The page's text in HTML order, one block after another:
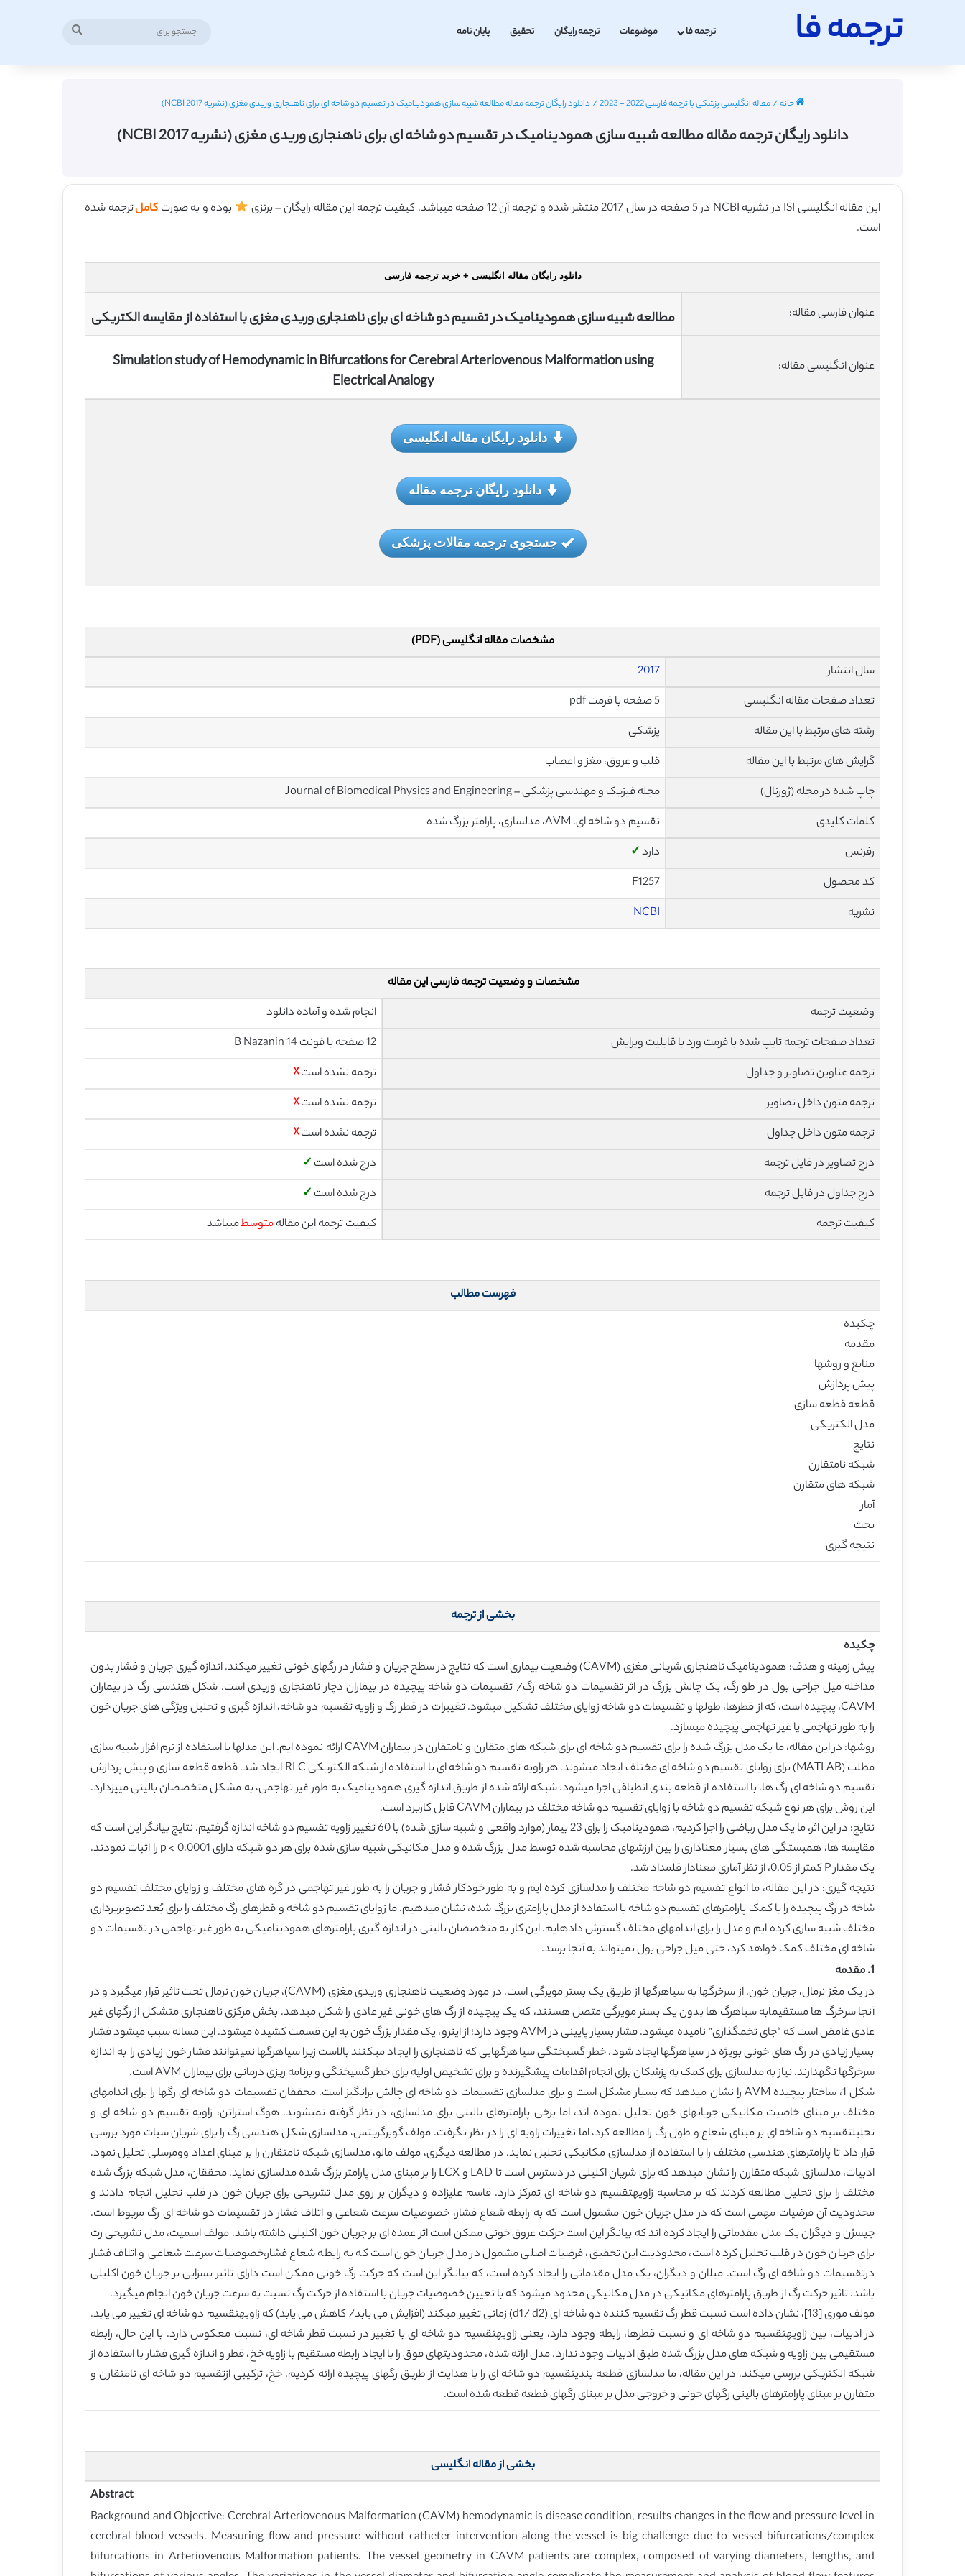
ترجمه فا ترجمه فا موضوعات ترجمه رایگان تحقیق پایان نامه
خانه/مقاله انگلیسی پزشکی با ترجمه فارسی 2022 - 2023 / دانلود رایگان ترجمه مقاله مطالعه شبیه سازی همودینامیک در تقسیم دو شاخه ای برای ناهنجاری وریدی مغزی (نشریه NCBI 2017)
دانلود رایگان ترجمه مقاله مطالعه شبیه سازی همودینامیک در تقسیم دو شاخه ای برای ناهنجاری وریدی مغزی (نشریه NCBI 2017)
این مقاله انگلیسی ISI در نشریه NCBI در 5 صفحه در سال 2017 منتشر شده و ترجمه آن 12 صفحه میباشد. کیفیت ترجمه این مقاله رایگان – برنزی بوده و به صورت کاملترجمه شده
است.
دانلود رایگان مقاله انگلیسی + خرید ترجمه فارسی
عنوان فارسی مقاله: مطالعه شبیه سازی همودینامیک در تقسیم دو شاخه ای برای ناهنجاری وریدی مغزی با استفاده از مقایسه الکتریکی
عنوان انگلیسی مقاله:
Simulation study of Hemodynamic in Bifurcations for Cerebral Arteriovenous Malformation using
Electrical Analogy
دانلود رایگان مقاله انگلیسی
دانلود رایگان ترجمه مقاله
جستجوی ترجمه مقالات پزشکی
مشخصات مقاله انگلیسی (PDF)
سال انتشار
2017
تعداد صفحات مقاله انگلیسی
5 صفحه با فرمت pdf
رشته های مرتبط با این مقاله
پزشکی
گرایش های مرتبط با این مقاله
قلب و عروق، مغز و اعصاب
چاپ شده در مجله (ژورنال)
مجله فیزیک و مهندسی پزشکی – Journal of Biomedical Physics and Engineering
کلمات کلیدی
تقسیم دو شاخه ای، AVM، مدلسازی، پارامتر بزرگ شده
رفرنس
دارد✓
کد محصول
F1257
نشریه
NCBI
مشخصات و وضعیت ترجمه فارسی این مقاله
وضعیت ترجمه
انجام شده و آماده دانلود
تعداد صفحات ترجمه تایپ شده با فرمت ورد با قابلیت ویرایش
12 صفحه با فونت 14 B Nazanin
ترجمه عناوین تصاویر و جداول
ترجمه نشده است☓
ترجمه متون داخل تصاویر
ترجمه نشده است☓
ترجمه متون داخل جداول
ترجمه نشده است☓
درج تصاویر در فایل ترجمه
درج شده است ✓
درج جداول در فایل ترجمه
درج شده است ✓
کیفیت ترجمه
کیفیت ترجمه این مقالهمتوسطمیباشد
فهرست مطالب
چکیده
مقدمه
منابع و روشها
پیش پردازش
قطعه قطعه سازی
مدل الکتریکی
نتایج
شبکه نامتقارن
شبکه های متقارن
آمار
بحث
نتیجه گیری
بخشی از ترجمه
چکیده
پیش زمینه و هدف: همودینامیک ناهنجاری شریانی مغزی (CAVM) وضعیت بیماری است که نتایج در سطح جریان و فشار در رگهای خونی تغییر میکند. اندازه گیری جریان و فشار بدون
مداخله میل جراحی بول در طو رگ، یک چالش بزرگ در اثر تقسیمات دو شاخه رگ/ تقسیمات دو شاخه پیچیده در بیماران دچار ناهنجاری وریدی است. شکل هندسی رگ در بیماران
CAVM، پیچیده است، که از قطرها، طولها و تقسیمات دو شاخه زوایای مختلف تشکیل میشود. تغییرات در قطر رگ و زاویه تقسیم دو شاخه، اندازه گیری و تحلیل ویژگی های جریان خون
را به طور تهاجمی یا غیر تهاجمی پیچیده میسازد.
روشها: در این مقاله، ما یک مدل بزرگ شده را برای تقسیم دو شاخه ای برای شبکه های متقارن و نامتقارن در بیماران CAVM ارائه نموده ایم. این مدلها با استفاده از نرم افزار شبیه سازی
مطلب (MATLAB) برای زوایای تقسیم دو شاخه ای مختلف ایجاد میشوند. هر زاویه تقسیم دو شاخه ای با استفاده از شبکه الکتریکی RLC ایجاد شد. قطعه قطعه سازی و پیش پردازش
تقسیم دو شاخه ای رگ ها، با استفاده از قطعه بندی انطباقی اجرا میشود. شبکه ارائه شده از طریق اندازه گیری همودینامیک به طور غیر تهاجمی، به مشکل متخصصان بالینی میپزدارد.
این روش برای هر نوع شبکه تقسیم دو شاخه با زوایای تقسیم دو شاخه مختلف در بیماران CAVM قابل کاربرد است.
نتایج: در این اثر، ما یک مدل ریاضی را اجرا کردیم، همودینامیک را برای 23 بیمار (موارد واقعی و شبیه سازی شده) با 60 تغییر زاویه تقسیم دو شاخه اندازه گرفتیم. نتایج بیانگر این است که
مقایسه ها، همبستگی های بسیار معناداری را بین ارزشهای محاسبه شده توسط مدل بزرگ شده و مدل مکانیکی شبیه سازی شده برای هر دو شبکه دارای p < 0.0001 را اثبات نمودند.
یک مقدار P کمتر از 0.05، از نظر آماری معنادار قلمداد شد.
نتیجه گیری: در این مقاله، ما انواع تقسیم دو شاخه مختلف را مدلسازی کرده ایم و به طور خودکار فشار و جریان را به طور غیر تهاجمی در گره های مختلف و زوایای مختلف تقسیم دو
شاخه در رگ پیچیده را با کمک پارامترهای تقسیم دو شاخه با استفاده از مدل پارامتری بزرگ شده، نشان میدهیم. ما زوایای تقسیم دو شاخه و قطرهای رگ مختلف را برای بُعد تصویربرداری
مختلف شبیه سازی کرده ایم و مدل را برای اندامهای مختلف گسترش دادهایم. این کار به متخصصان بالینی در اندازه گیری پارامترهای همودینامیکی به طور غیر تهاجمی در تقسیمات دو
شاخه ای مختلف کمک خواهد کرد، حتی میل جراحی بول نمیتواند به آنجا برسد.
1. مقدمه
در یک مغز نرمال، جریان خون، از سرخرگها به سیاهرگها از طریق یک بستر مویرگی است. در مورد وضعیت ناهنجاری وریدی مغزی (CAVM)، جریان خون نرمال تحت تاثیر قرار میگیرد و در
آنجا سرخرگ ها مستقیمابه سیاهرگ ها بدون یک بستر مویرگی متصل هستند، که یک پیچیده از رگ های خونی غیر عادی را شکل میدهد. بخش مرکزی ناهنجاری متشکل از رگهای غیر
عادی غامض است که “جای تخمگذاری” نامیده میشود. فشار بسیار پایینی در AVM وجود دارد؛ از اینرو، یک مقدار بزرگ خون به این قسمت کشیده میشود. این مساله سبب میشود فشار
بسیار زیادی در رگ های خونی بویژه در سیاهرگها ایجاد شود. خطر گسیختگی سیاهرگهایی که ناهنجاری را ایجاد میکنند بالاست زیرا سیاهرگها نمیتوانند فشار خون زیادی را به اندازه
سرخرگها نگهدارند. نیاز به مدلسازی برای کمک به پزشکان برای انجام اقدامات پیشگیرنده و برای تشخیص اولیه برای خطر گسیختگی و برنامه ریزی درمانی برای بیماران AVM است.
شکل 1، ساختار پیچیده AVM را نشان میدهد که بسیار مشکل است و برای مدلسازی تقسیمات دو شاخه ای چالش برانگیز است. محققان تقسیمات دو شاخه ای رگها را برای اندامهای
مختلف بر مبنای خاصیت مکانیکی جریانهای خون تحلیل نموده اند، اما برخی پارامترهای بالینی برای مدلسازی، در نظر گرفته نمیشوند. هوگ استراتن، زاویه تقسیم دو شاخه ای و
تحلیلتقسیم دو شاخه ای بر مبنای شعاع و طول رگ را مطالعه کرد، اما تغییرات زاویه ای را در نظر نگرفت. مولف گوبرگریتس، مدلسازی شکل هندسی رگ را برای شریان سبات مورد بررسی
قرار داد تا پارامترهای هندسی مختلف را با استفاده از مدلسازی مکانیکی تحلیل نماید. در مطالعه دیگری، مولف مالو، مدلسازی شبکه نامتقارن را بر مبنای اعداد وومرسلی تحلیل نمود.
ادبیات، مدلسازی شبکه متقارن را نشان میدهد که برای شریان اکلیلی در دسترس است تا LAD و LCX را بر مبنای مدل پارامتر بزرگ شده مدلسازی نماید. محققان، مدل شبکه بزرگ شده
مختلف را برای تحلیل مطالعه کردند که بر محاسبه زاویهتقسیم دو شاخه ای تمرکز دارد. قاسم علیزاده و دیگران بر روی مدل تشریحی برای جریان خون در قلب تحلیل انجام دادند و
محدودیت آن فرضیات مهمی است که در مدل جریان خون مشمول است که به رابطه شعاع فشار، خصوصیات سرعت شعاعی و اتلاف فشار در تقسیمات دو شاخه ای رگ مربوط است.
جیسژن و دیگران یک مدل مقدماتی را ایجاد کرده اند که بیانگر این است حرکت عروق خونی ممکن است اثر عمده ای بر جریان خون اکلیلی داشته باشد. مولف اسمیت، مدل تشریحی رت
برای جریان خون در قلب تحلیل کرده است، محدودیت این تحقیق، فرضیات اصلی مشمول در مدل جریان خون است که به رابطه شعاع فشار،خصوصیات سرعت شعاعی و اتلاف فشار
درتقسیمات دو شاخه ای رگ است. میلان و دیگران، یک مدل مقدماتی را ایجاد کرده است، که بیانگر این است که حرکت رگ خونی ممکن است دارای تاثیر بسزایی بر جریان خون اکلیلی
باشد. تاثیر حرکت رگ از طریق پارامترهای مکانیکی در مدل مکانیکی محدود میشود که با تعیین خصوصیات جریان با استفاده از حرکت رگ نسبت به سرعت جریان خون انجام میگیرد.
مولف موری [13]، نشان داده است نسبت قطر رگ تقسیم کننده دو شاخه ای (d1/ d2) زمانی تغییر میکند (افزایش می یابد/ کاهش می یابد) که زاویهتقسیم دو شاخه ای تغییر می یابد.
در ادبیات، بین زاویهتقسیم دو شاخه ای و نسبت قطرها، رابطه وجود دارد، یعنی زاویهتقسیم دو شاخه ای با تغییر در نسبت قطر شاخه ای، نسبت معکوس دارد. با این حال، رابطه
مستقیمی بین زاویه و شبکه های مدل بزرگ شده طبق ادبیات وجود ندارد. مدل ارائه شده، محدودیتهای فوق را با ایجاد رابطه مستقیم با زاویه خخ، قطر و اندازه گیری فشار با استفاده از
شبکه الکتریکی بررسی میکند. در این مقاله، ما مدلسازی قطعه بندیتقسیم دو شاخه ای را با هدایت از طریق رگهای پیچیده ارائه کردیم. خخ، ترکیبی ازتقسیم دو شاخه ای نامتقارن و
متقارن بر مبنای پارامترهای بالینی رگهای خونی و خروجی مدل بر مبنای رگهای قطعه قطعه شده است.
بخشی از مقاله انگلیسی
Abstract
Background and Objective: Cerebral Arteriovenous Malformation (CAVM) hemodynamic is disease condition, results changes in the flow and pressure level in
cerebral blood vessels. Measuring flow and pressure without catheter intervention along the vessel is big challenge due to vessel bifurcations/complex
bifurcations in Arteriovenous Malformation patients. The vessel geometry in CAVM patients are complex, composed of varying diameters, lengths, and